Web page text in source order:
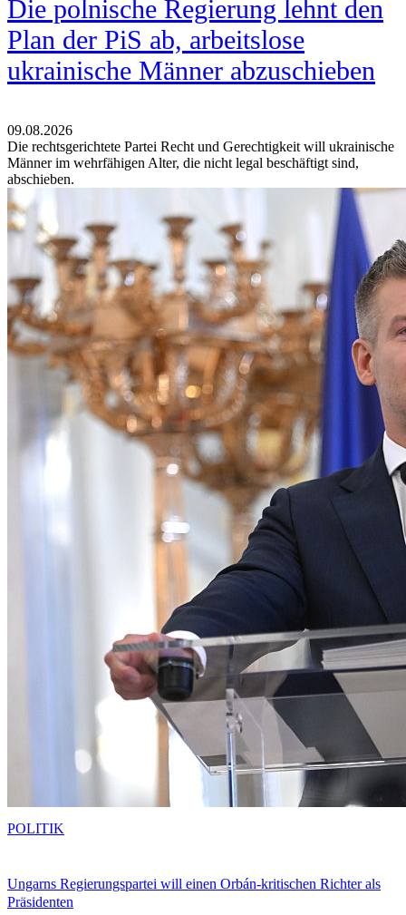
Die polnische Regierung lehnt den
Plan der PiS ab, arbeitslose
ukrainische Männer abzuschieben
09.08.2026
Die rechtsgerichtete Partei Recht und Gerechtigkeit will ukrainische
Männer im wehrfähigen Alter, die nicht legal beschäftigt sind,
abschieben.
Ungarns Regierungspartei will einen Orbán-kritischen Richter als
Präsidenten
POLITIK